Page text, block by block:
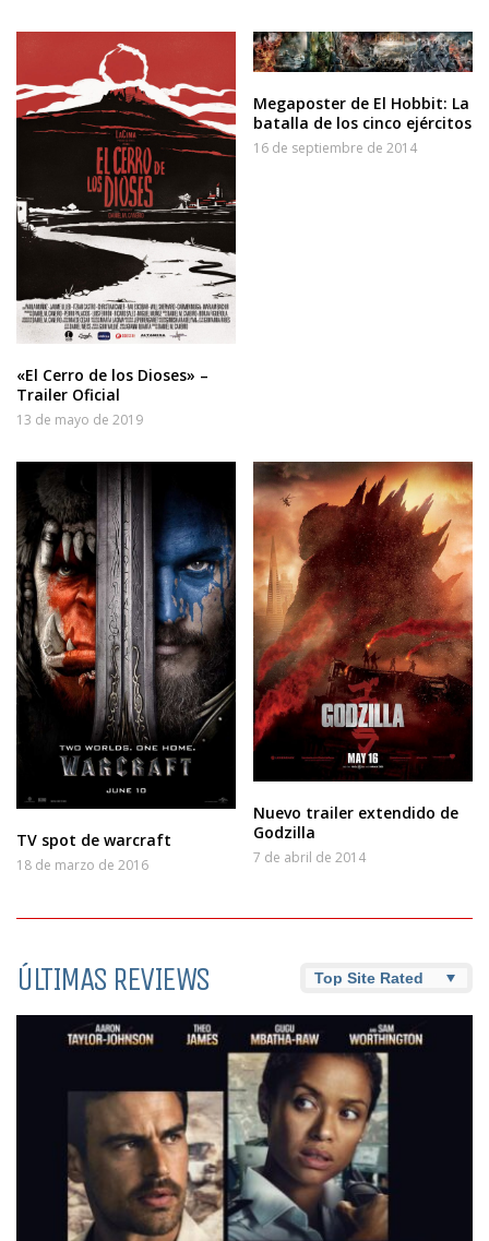
«El Cerro de los Dioses» –
Trailer Oficial
13 de mayo de 2019
Megaposter de El Hobbit: La
batalla de los cinco ejércitos
16 de septiembre de 2014
TV spot de warcraft
18 de marzo de 2016
Nuevo trailer extendido de
Godzilla
7 de abril de 2014
ÚLTIMAS REVIEWS